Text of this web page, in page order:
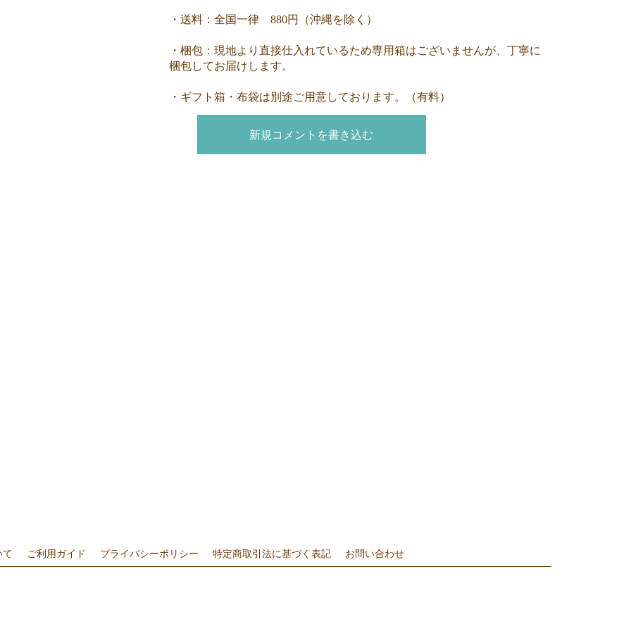
・送料：全国一律 880円（沖縄を除く）
・梱包：現地より直接仕入れているため専用箱はございませんが、丁寧に
梱包してお届けします。
・ギフト箱・布袋は別途ご用意しております。（有料）
新規コメントを書き込む
て ご利用ガイド プライバシーポリシー 特定商取引法に基づく表記 お問い合わせ